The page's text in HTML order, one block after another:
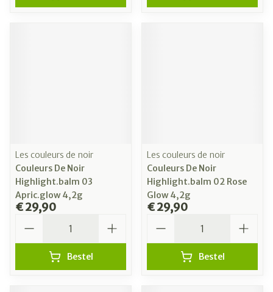
Les couleurs de noir
Couleurs De Noir
Highlight.balm 03
Apric.glow 4,2g
€ 29,90
Bestel
Les couleurs de noir
Couleurs De Noir
Highlight.balm 02 Rose
Glow 4,2g
€ 29,90
Bestel